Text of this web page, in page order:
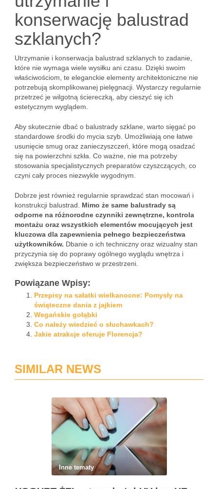
konserwację balustrad
szklanych?
Utrzymanie i konserwacja balustrad szklanych to zadanie,
które nie wymaga wiele wysiłku ani czasu. Dzięki swoim
właściwościom, te eleganckie elementy architektoniczne nie
potrzebują skomplikowanej pielęgnacji. Wystarczy regularnie
przetrzeć je wilgotną ściereczką, aby cieszyć się ich
estetycznym wyglądem.
Aby skutecznie dbać o balustrady szklane, warto sięgać po
standardowe środki do mycia szyb. Umożliwiają one łatwe
usunięcie smug oraz zanieczyszczeń, które mogą osadzać
się na powierzchni szkła. Co ważne, nie ma potrzeby
stosowania specjalistycznych preparatów czyszczących, co
czyni cały proces niezwykle wygodnym.
Dobrze jest również regularnie sprawdzać stan mocowań i
konstrukcji balustrad. Mimo że same balustrady są
odporne na różnorodne czynniki zewnętrzne, kontrola
montażu oraz wszystkich elementów mocujących jest
kluczowa dla zapewnienia pełnego bezpieczeństwa
użytkowników. Dbanie o ich techniczny oraz wizualny stan
przyczynia się do poprawy ogólnego wyglądu wnętrza i
zwiększa bezpieczeństwo w przestrzeni.
Powiązane Wpisy:
Przepisy na sałatki wielkanocne: Pomysły na
świąteczne dania z jajkiem
Wegańskie gołąbki
Co należy wiedzieć o słuchawkach?
Jakie atrakcje oferuje Florencja?
SIMILAR NEWS
Inne tematy